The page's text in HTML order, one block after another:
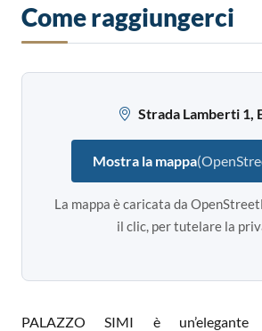
Come raggiungerci
Strada Lamberti 1,
Mostra la mappa
La mappa è caricata da
il clic, per tutelare la
PALAZZO SIMI è un’elegante